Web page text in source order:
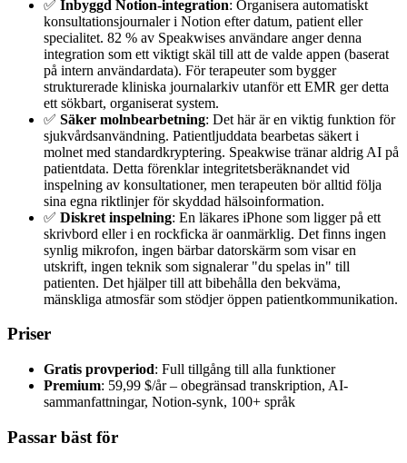
✅ Inbyggd Notion-integration: Organisera automatiskt
konsultationsjournaler i Notion efter datum, patient eller
specialitet. 82 % av Speakwises användare anger denna
integration som ett viktigt skäl till att de valde appen (baserat
på intern användardata). För terapeuter som bygger
strukturerade kliniska journalarkiv utanför ett EMR ger detta
ett sökbart, organiserat system.
✅ Säker molnbearbetning: Det här är en viktig funktion för
sjukvårdsanvändning. Patientljuddata bearbetas säkert i
molnet med standardkryptering. Speakwise tränar aldrig AI på
patientdata. Detta förenklar integritetsberäknandet vid
inspelning av konsultationer, men terapeuten bör alltid följa
sina egna riktlinjer för skyddad hälsoinformation.
✅ Diskret inspelning: En läkares iPhone som ligger på ett
skrivbord eller i en rockficka är oanmärklig. Det finns ingen
synlig mikrofon, ingen bärbar datorskärm som visar en
utskrift, ingen teknik som signalerar "du spelas in" till
patienten. Det hjälper till att bibehålla den bekväma,
mänskliga atmosfär som stödjer öppen patientkommunikation.
Priser
Gratis provperiod: Full tillgång till alla funktioner
Premium: 59,99 $/år – obegränsad transkription, AI-
sammanfattningar, Notion-synk, 100+ språk
Passar bäst för